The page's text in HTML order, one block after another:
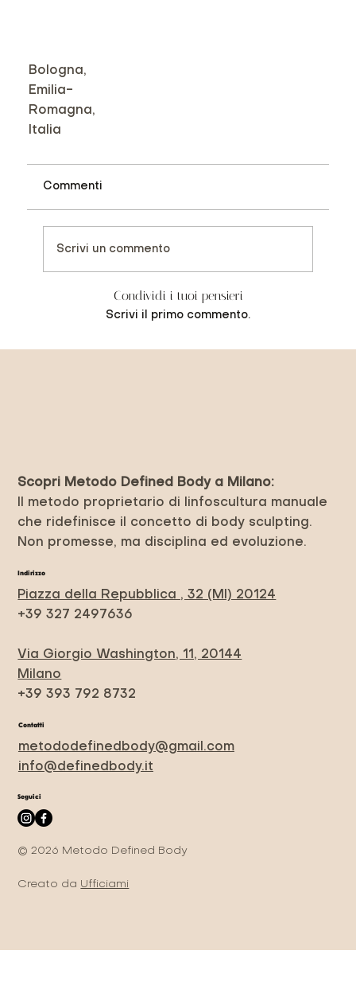
Bologna,
Emilia-
Romagna,
Italia
Commenti
Scrivi un commento
Condividi i tuoi pensieri
Scrivi il primo commento.
Scopri Metodo Defined Body a Milano:
Il metodo proprietario di linfoscultura manuale
che ridefinisce il concetto di body sculpting.
Non promesse, ma disciplina ed evoluzione.
Indirizzo
Piazza della Repubblica , 32 (MI) 20124
+39 327 2497636
Via Giorgio Washington, 11, 20144
Milano
+39 393 792 8732
Contatti
metododefinedbody@gmail.com
info@definedbody.it
Seguici
© 2026 Metodo Defined Body
Creato da Ufficiami